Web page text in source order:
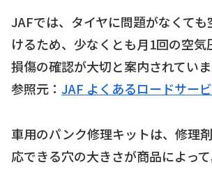
JAFでは、タイヤに問題がなくて
けるため、少なくとも月1回の空気
損傷の確認が大切と案内されていま
参照元： JAF よくあるロードサー
車用のパンク修理キットは、修理
応できる穴の大きさが商品によって